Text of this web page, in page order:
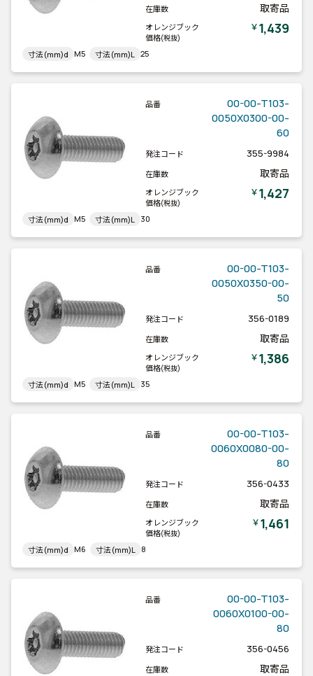
在庫数 取寄品
オレンジブック
価格(税抜)
￥1,439
寸法(mm)d M5 寸法(mm)L 25
品番
00-00-T103-
0050X0300-00-
60
発注コード 355-9984
在庫数 取寄品
オレンジブック
価格(税抜)
￥1,427
寸法(mm)d M5 寸法(mm)L 30
品番
00-00-T103-
0050X0350-00-
50
発注コード 356-0189
在庫数 取寄品
オレンジブック
価格(税抜)
￥1,386
寸法(mm)d M5 寸法(mm)L 35
品番
00-00-T103-
0060X0080-00-
80
発注コード 356-0433
在庫数 取寄品
オレンジブック
価格(税抜)
￥1,461
寸法(mm)d M6 寸法(mm)L 8
品番
00-00-T103-
0060X0100-00-
80
発注コード 356-0456
在庫数 取寄品